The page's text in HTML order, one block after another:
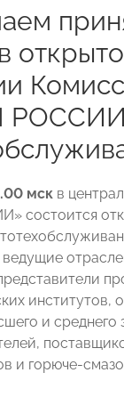
мск в
состоится
институтов,
и среднего
и горюче-